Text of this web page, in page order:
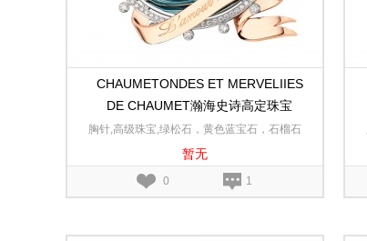
CHAUMETONDES ET MERVELIIES
DE CHAUMET瀚海史诗高定珠宝
Encres澜海爱印白金、玫瑰金和黄金可
转换胸针
胸针,高级珠宝,绿松石，黄色蓝宝石，石榴石
和尖晶石，漆面，大明火珐琅,无色钻石,18K
白金,18K玫瑰金,18K黄金
暂无
0 1